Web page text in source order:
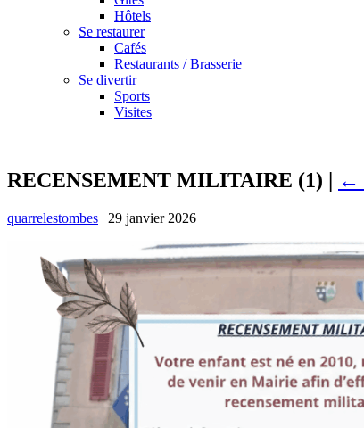
Hôtels
Se restaurer
Cafés
Restaurants / Brasserie
Se divertir
Sports
Visites
RECENSEMENT MILITAIRE (1) | ←
quarrelestombes | 29 janvier 2026